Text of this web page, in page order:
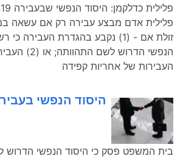
פלילית אדם מבצע עבירה רק אם
זולת אם - (1) נקבע בהגדרת העבירה
הנפשי הדרוש לשם
העבירות של אחריות קפידה
היסוד הנפשי
בית המשפט פסק כי היסוד הנפשי הדרוש